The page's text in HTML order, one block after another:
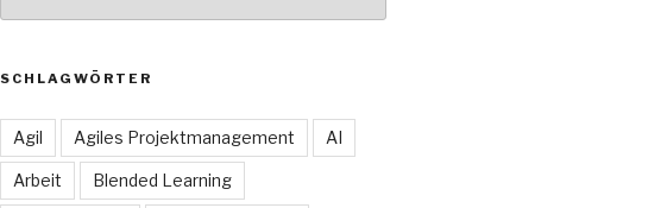
SCHLAGWÖRTER
Agil Agiles Projektmanagement AI
Arbeit Blended Learning